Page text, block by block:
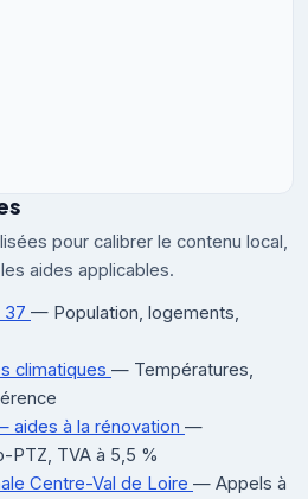
pour calibrer le contenu local,
aides applicables.
37 — Population, logements,
climatiques — Températures,
aides à la rénovation —
PTZ, TVA à 5,5 %
Centre-Val de Loire — Appels à